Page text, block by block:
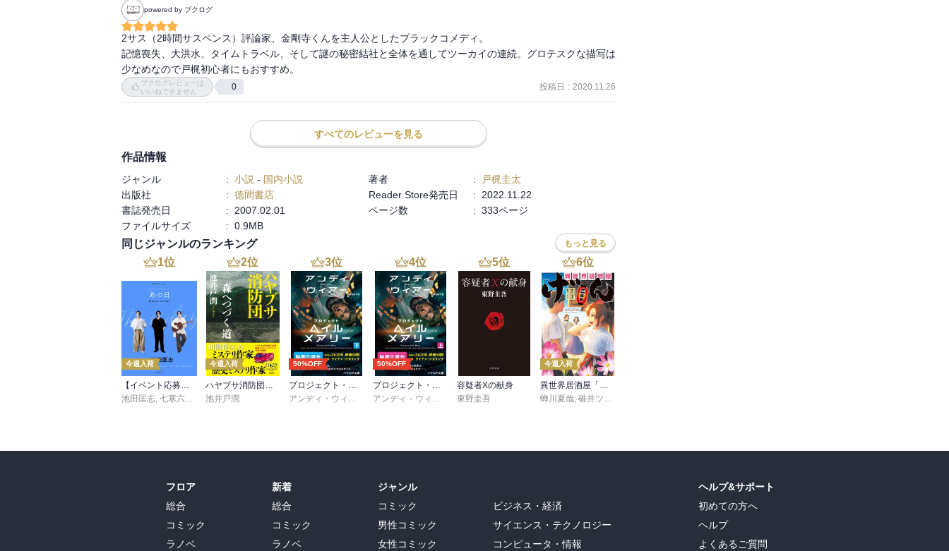
powered by ブクログ
2サス（2時間サスペンス）評論家、金剛寺くんを主人公としたブラックコメディ。
記憶喪失、大洪水、タイムトラベル、そして謎の秘密結社と全体を通してツーカイの連続。グロテスクな描写は
少なめなので戸梶初心者にもおすすめ。
ブクログレビューは
いいねできません
0 投稿日 : 2020.11.26
すべてのレビューを見る
作品情報
ジャンル : 小説 - 国内小説 著者 :
戸梶圭太
出版社
: 徳間書店 Reader Store発売日 :
2022.11.22
書誌発売日
: 2007.02.01 ページ数 : 333ページ
ファイルサイズ
: 0.9MB
同じジャンルのランキング もっと見る
1位
今週入荷
【イベント応募シリアルコード付】池田匡志出演・オーディオフォトブック「あの日」SPECIAL EDITION（音声／動画付）
池田匡志, 七寒六温 konoko58,
2位
今週入荷
ハヤブサ消防団 森へつづく道
池井戸潤
3位
50%OFF
プロジェクト・ヘイル・メアリー 下
アンディ・ウィアー
小野田和子
4位
50%OFF
プロジェクト・ヘイル・メアリー 上
アンディ・ウィアー
小野田和子
5位
容疑者Xの献身
東野圭吾
6位
今週入荷
異世界居酒屋「げん」三杯目
蝉川夏哉,碓井ツカサ
フロア
総合
コミック
ラノベ
新着
総合
コミック
ラノベ
ジャンル
コミック
男性コミック
女性コミック
ビジネス・経済
サイエンス・テクノロジー
コンピュータ・情報
ヘルプ&サポート
初めての方へ
ヘルプ
よくあるご質問